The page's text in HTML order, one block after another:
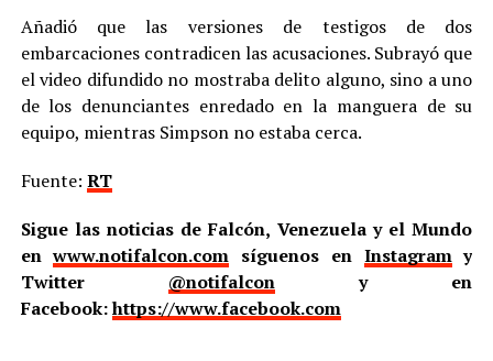
Añadió que las versiones de testigos de dos
embarcaciones contradicen las acusaciones. Subrayó que
el video difundido no mostraba delito alguno, sino a uno
de los denunciantes enredado en la manguera de su
equipo, mientras Simpson no estaba cerca.
Fuente: RT
Sigue las noticias de Falcón, Venezuela y el Mundo
enwww.notifalcon.com síguenos en Instagramy
Twitter @notifalcony en
Facebook:https://www.facebook.com